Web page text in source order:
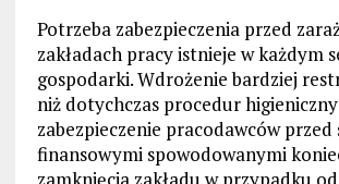
Potrzeba zabezpieczenia przed
zakładach pracy istnieje w każdym
gospodarki. Wdrożenie bardziej
niż dotychczas procedur
zabezpieczenie pracodawców
finansowymi spowodowanymi